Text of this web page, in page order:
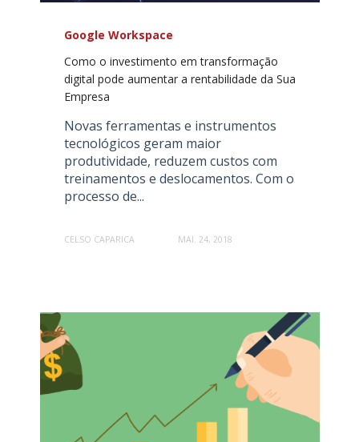
Google Workspace
Como o investimento em transformação
digital pode aumentar a rentabilidade da Sua
Empresa
Novas ferramentas e instrumentos
tecnológicos geram maior
produtividade, reduzem custos com
treinamentos e deslocamentos. Com o
processo de...
CELSO CAPARICA MAI. 24, 2018